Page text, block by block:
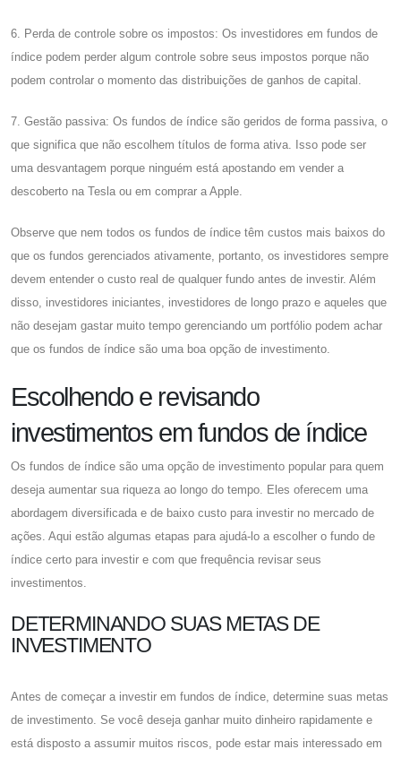
6. Perda de controle sobre os impostos: Os investidores em fundos de
índice podem perder algum controle sobre seus impostos porque não
podem controlar o momento das distribuições de ganhos de capital.
7. Gestão passiva: Os fundos de índice são geridos de forma passiva, o
que significa que não escolhem títulos de forma ativa. Isso pode ser
uma desvantagem porque ninguém está apostando em vender a
descoberto na Tesla ou em comprar a Apple.
Observe que nem todos os fundos de índice têm custos mais baixos do
que os fundos gerenciados ativamente, portanto, os investidores sempre
devem entender o custo real de qualquer fundo antes de investir. Além
disso, investidores iniciantes, investidores de longo prazo e aqueles que
não desejam gastar muito tempo gerenciando um portfólio podem achar
que os fundos de índice são uma boa opção de investimento.
Escolhendo e revisando
investimentos em fundos de índice
Os fundos de índice são uma opção de investimento popular para quem
deseja aumentar sua riqueza ao longo do tempo. Eles oferecem uma
abordagem diversificada e de baixo custo para investir no mercado de
ações. Aqui estão algumas etapas para ajudá-lo a escolher o fundo de
índice certo para investir e com que frequência revisar seus
investimentos.
DETERMINANDO SUAS METAS DE
INVESTIMENTO
Antes de começar a investir em fundos de índice, determine suas metas
de investimento. Se você deseja ganhar muito dinheiro rapidamente e
está disposto a assumir muitos riscos, pode estar mais interessado em